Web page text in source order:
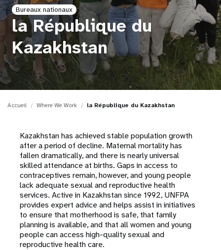
t
i
o
n
Bureaux nationaux
la République du
Kazakhstan
Accueil Where We Work la République du Kazakhstan
Kazakhstan has achieved stable population growth
after a period of decline. Maternal mortality has
fallen dramatically, and there is nearly universal
skilled attendance at births. Gaps in access to
contraceptives remain, however, and young people
lack adequate sexual and reproductive health
services. Active in Kazakhstan since 1992, UNFPA
provides expert advice and helps assist in initiatives
to ensure that motherhood is safe, that family
planning is available, and that all women and young
people can access high-quality sexual and
reproductive health care.